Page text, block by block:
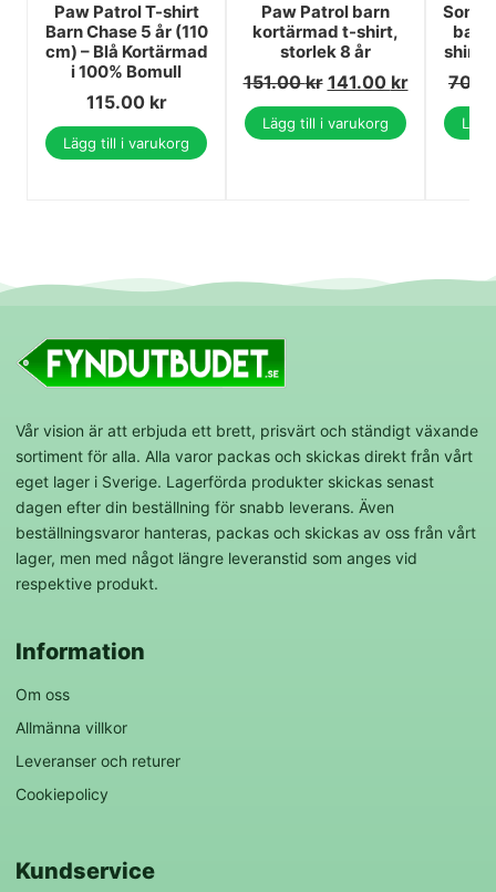
Paw Patrol T-shirt
Barn Chase 5 år (110
cm) – Blå Kortärmad
i 100% Bomull
115.00 kr
Lägg till i varukorg
Paw Patrol barn
kortärmad t-shirt,
storlek 8 år
151.00kr 141.00 kr
Lägg till i varukorg
Sonic
barn
shirt,
Vår vision är att erbjuda ett brett, prisvärt och ständigt växande
sortiment för alla. Alla varor packas och skickas direkt från vårt
eget lager i Sverige. Lagerförda produkter skickas senast
dagen efter din beställning för snabb leverans. Även
beställningsvaror hanteras, packas och skickas av oss från vårt
lager, men med något längre leveranstid som anges vid
respektive produkt.
Information
Om oss
Allmänna villkor
Leveranser och returer
Cookiepolicy
Kundservice